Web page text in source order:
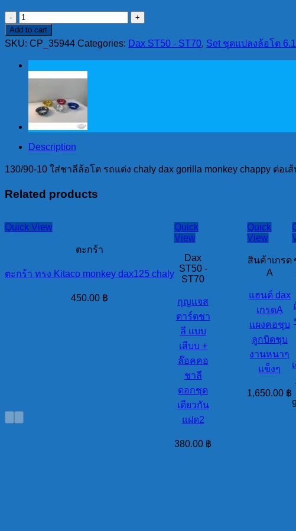
130/90-
10
ใส่
ลี
แต่ง
dax
monkey
ต่อ
ยี่ห้อ)
Add to cart
SKU: CP_35944 Categories: Dax ST50 - ST70, Set ชุดแปลงล้อโต
Description
130/90-10 ใส่ชาลีล้อโต รถแต่ง chaly dax gorilla monkey chappy ต่อเ
Related products
Quick View
ตะกร้า
ตะกร้า ทรง Kitaco monkey dax125 chaly
450.00 ฿
Quick
View
Dax
ST50 -
ST70
กุญแจส
ตาร์ตชา
ลี แบบ
เสีบบ +
ล๊อคคอ
ชาลี
ดอกชุด
เดียวกัน
แฝด2
380.00 ฿
Quick
View
สินค้าเกรด
A
แฮนด์ dax
เกรดA
แผงคอชุบ
ลูกบิดชุบ
งานหนาๆ
แข็งๆ
1,650.00 ฿